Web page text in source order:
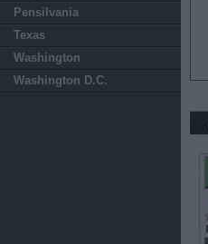
Pensilvania
Texas
Washington
Washington D.C.